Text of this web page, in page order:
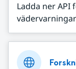
Ladda ner API
vädervarningar